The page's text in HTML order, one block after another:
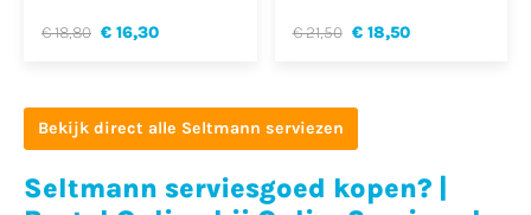
€ 18,80 € 16,30 € 21,50 € 18,50
Bekijk direct alle Seltmann serviezen
Seltmann serviesgoed kopen? |